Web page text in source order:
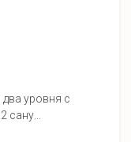
уровня с